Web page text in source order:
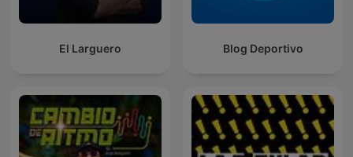
El Larguero Blog Deportivo